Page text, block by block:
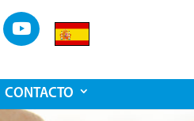
CONTACTO